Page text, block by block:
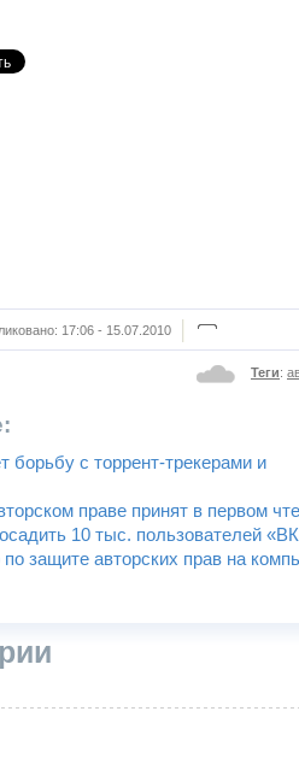
17:06 - 15.07.2010
Теги:
борьбу с торрент-трекерами и
праве принят в первом
10 тыс. пользователей
по защите авторских прав на